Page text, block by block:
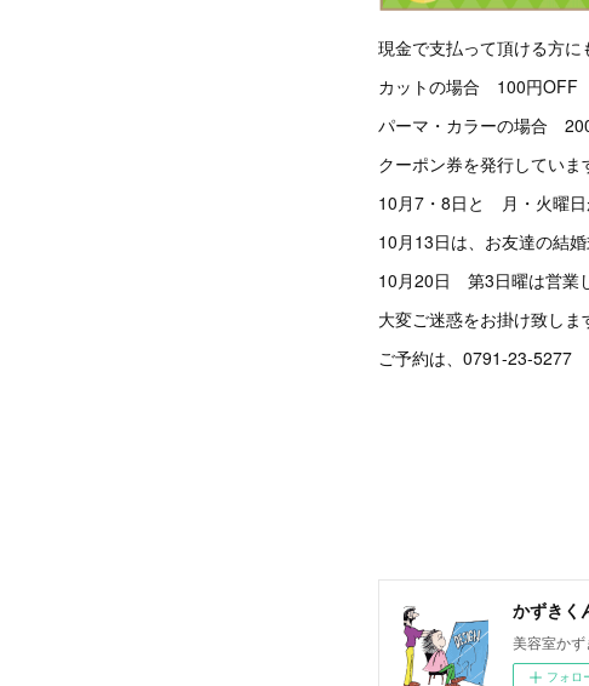
現金で支払って頂ける方
カットの場合 100円OFF
パーマ・カラーの場合
クーポン券を発行していま
10月7・8日と 月・火曜日
10月13日は、お友達の結
10月20日 第3日曜は営業
大変ご迷惑をお掛け致し
ご予約は、0791-23-5277
かずきく
美容室か
フォロ